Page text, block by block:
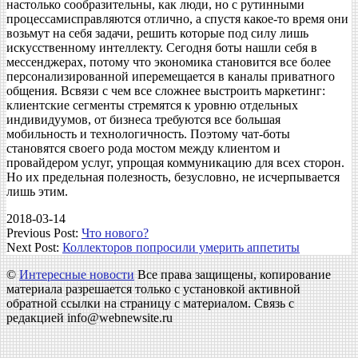
настолько сообразительны, как люди, но с рутинными
процессамисправляются отлично, а спустя какое-то время они
возьмут на себя задачи, решить которые под силу лишь
искусственному интеллекту. Сегодня боты нашли себя в
мессенджерах, потому что экономика становится все более
персонализированной иперемещается в каналы приватного
общения. Всвязи с чем все сложнее выстроить маркетинг:
клиентские сегменты стремятся к уровню отдельных
индивидуумов, от бизнеса требуются все большая
мобильность и технологичность. Поэтому чат-боты
становятся своего рода мостом между клиентом и
провайдером услуг, упрощая коммуникацию для всех сторон.
Но их предельная полезность, безусловно, не исчерпывается
лишь этим.
2018-03-14
Previous Post: Что нового?
Next Post: Коллекторов попросили умерить аппетиты
©Интересные новостиВсе права защищены, копирование
материала разрешается только с установкой активной
обратной ссылки на страницу с материалом. Связь с
редакцией info@webnewsite.ru